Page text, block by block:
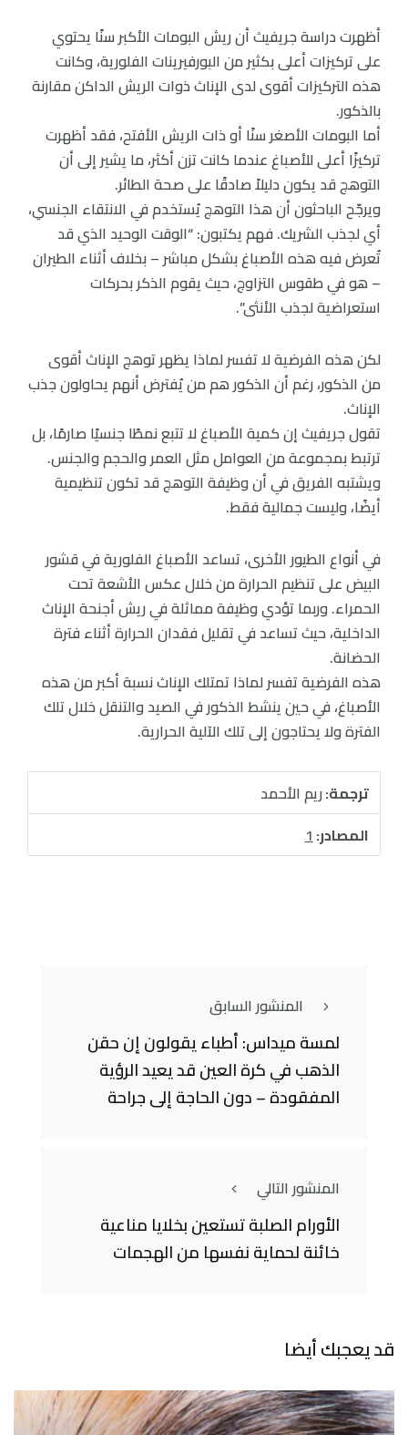
أظهرت دراسة جريفيث أن ريش البومات الأكبر سنًا يحتوي
على تركيزات أعلى بكثير من البورفيرينات الفلورية، وكانت
هذه التركيزات أقوى لدى الإناث ذوات الريش الداكن مقارنة
بالذكور.
أما البومات الأصغر سنًا أو ذات الريش الأفتح، فقد أظهرت
تركيزًا أعلى للأصباغ عندما كانت تزن أكثر، ما يشير إلى أن
التوهج قد يكون دليلاً صادقًا على صحة الطائر.
ويرجّح الباحثون أن هذا التوهج يُستخدم في الانتقاء الجنسي،
أي لجذب الشريك. فهم يكتبون: “الوقت الوحيد الذي قد
تُعرض فيه هذه الأصباغ بشكل مباشر – بخلاف أثناء الطيران
– هو في طقوس التزاوج، حيث يقوم الذكر بحركات
استعراضية لجذب الأنثى”.
لكن هذه الفرضية لا تفسر لماذا يظهر توهج الإناث أقوى
من الذكور، رغم أن الذكور هم من يُفترض أنهم يحاولون جذب
الإناث.
تقول جريفيث إن كمية الأصباغ لا تتبع نمطًا جنسيًا صارمًا، بل
ترتبط بمجموعة من العوامل مثل العمر والحجم والجنس.
ويشتبه الفريق في أن وظيفة التوهج قد تكون تنظيمية
أيضًا، وليست جمالية فقط.
في أنواع الطيور الأخرى، تساعد الأصباغ الفلورية في قشور
البيض على تنظيم الحرارة من خلال عكس الأشعة تحت
الحمراء. وربما تؤدي وظيفة مماثلة في ريش أجنحة الإناث
الداخلية، حيث تساعد في تقليل فقدان الحرارة أثناء فترة
الحضانة.
هذه الفرضية تفسر لماذا تمتلك الإناث نسبة أكبر من هذه
الأصباغ، في حين ينشط الذكور في الصيد والتنقل خلال تلك
الفترة ولا يحتاجون إلى تلك الآلية الحرارية.
ترجمة:ريم الأحمد
المصادر:1
المنشور السابق
لمسة ميداس: أطباء يقولون إن حقن
الذهب في كرة العين قد يعيد الرؤية
المفقودة – دون الحاجة إلى جراحة
المنشور التالي
الأورام الصلبة تستعين بخلايا مناعية
خائنة لحماية نفسها من الهجمات
قد يعجبك أيضا